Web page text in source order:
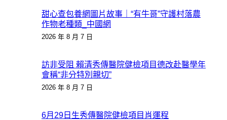
甜心查包養網圖片故事｜“有牛哥”守護村落農
作物老種類_中國網
2026 年 8 月 7 日
訪非受阻 賴清秀傳醫院健檢項目德改赴醫學年
會稱“非分特別親切”
2026 年 8 月 7 日
6月29日生秀傳醫院健檢項目肖運程